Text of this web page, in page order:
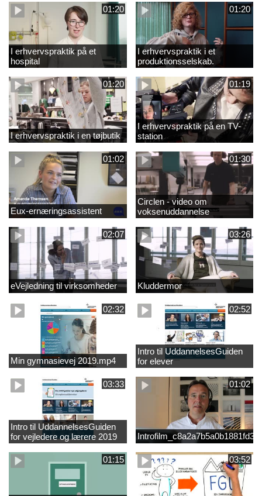
01:20
I erhvervspraktik på et
hospital
01:20
I erhvervspraktik i et
produktionsselskab.
01:20
I erhvervspraktik i en tøjbutik
01:19
I erhvervspraktik på en TV-
station
01:02
Eux-ernæringsassistent
01:30
Circlen - video om
voksenuddannelse
02:07
eVejledning til virksomheder
03:26
Kluddermor
02:32
Min gymnasievej 2019.mp4
02:52
Intro til UddannelsesGuiden
for elever
03:33
Intro til UddannelsesGuiden
for vejledere og lærere 2019
01:02
01:15 03:52